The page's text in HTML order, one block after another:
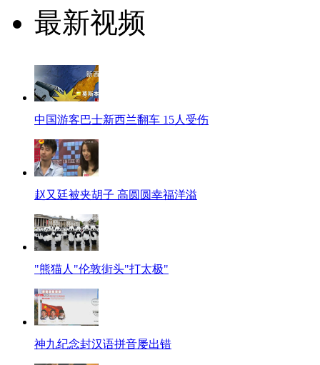
最新视频
中国游客巴士新西兰翻车 15人受伤
赵又廷被夹胡子 高圆圆幸福洋溢
"熊猫人"伦敦街头"打太极"
神九纪念封汉语拼音屡出错